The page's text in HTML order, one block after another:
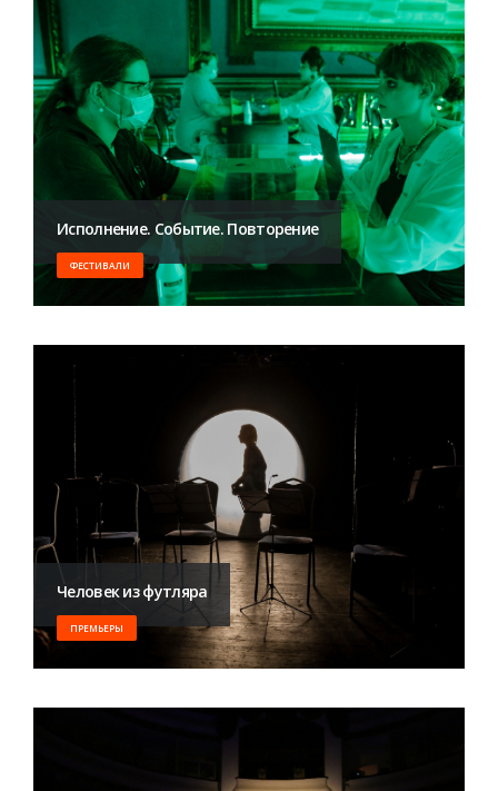
Исполнение. Событие. Повторение
ФЕСТИВАЛИ
Человек из футляра
ПРЕМЬЕРЫ